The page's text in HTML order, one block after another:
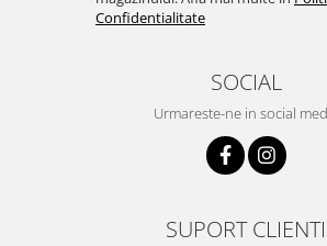
Confidentialitate
SOCIAL
Urmareste-ne in social
SUPORT CLIENTI